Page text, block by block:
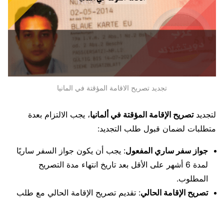
تجديد تصريح الاقامة المؤقتة في المانيا
لتجديدتصريح الإقامة المؤقتة في ألمانيا، يجب الالتزام بعدة
متطلبات لضمان قبول طلب التجديد:
جواز سفر ساري المفعول: يجب أن يكون جواز السفر ساريًا
لمدة 6 أشهر على الأقل بعد تاريخ انتهاء مدة التصريح
المطلوب.
تصريح الإقامة الحالي: تقديم تصريح الإقامة الحالي مع طلب